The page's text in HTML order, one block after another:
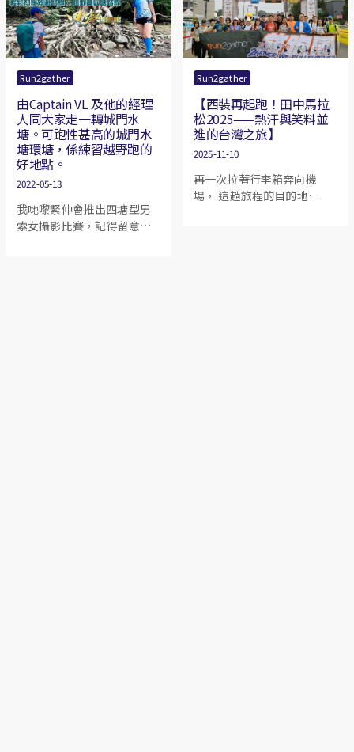
會員對Run2gather 一直以
來的支持。
溫與狂風沙的極限挑戰。在
「放下、堅持、超越、重
生」的四大主題下，Joey 帶
領 Run2gather 戰隊展現無
與倫比的信任與團隊凝聚
力，不僅見證了璀璨如瀑布
的銀河星空，更憑藉自律與
爭勝心，寫下連續四天蟬聯
團隊第一的輝煌紀錄！這不
只是一場肉體的極限超越，
地感知與團隊情誼的熱血動
人紀實。
Run2gather
由Captain VL 及他的經理
人同大家走一轉城門水
塘。可跑性甚高的城門水
塘環塘，係練習越野跑的
好地點。
2022-05-13
我哋嚟緊仲會推出四塘型男
索女攝影比賽，記得留意
Run2gather
【西裝再起跑！田中馬拉
松2025——熱汗與笑料並
進的台灣之旅】
2025-11-10
再一次拉著行李箱奔向機
場， 這趟旅程的目的地——